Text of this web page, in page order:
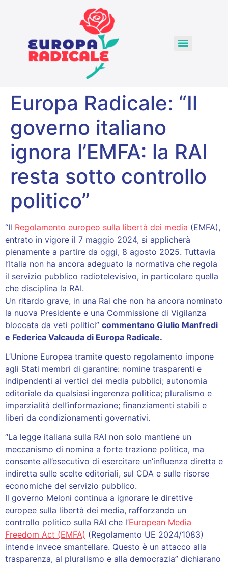
Europa Radicale: “Il
governo italiano
ignora l’EMFA: la RAI
resta sotto controllo
politico”
“Il Regolamento europeo sulla libertà dei media (EMFA),
entrato in vigore il 7 maggio 2024, si applicherà
pienamente a partire da oggi, 8 agosto 2025. Tuttavia
l’Italia non ha ancora adeguato la normativa che regola
il servizio pubblico radiotelevisivo, in particolare quella
che disciplina la RAI.
Un ritardo grave, in una Rai che non ha ancora nominato
la nuova Presidente e una Commissione di Vigilanza
bloccata da veti politici” commentano Giulio Manfredi
e Federica Valcauda di Europa Radicale.
L’Unione Europea tramite questo regolamento impone
agli Stati membri di garantire: nomine trasparenti e
indipendenti ai vertici dei media pubblici; autonomia
editoriale da qualsiasi ingerenza politica; pluralismo e
imparzialità dell’informazione; finanziamenti stabili e
liberi da condizionamenti governativi.
“La legge italiana sulla RAI non solo mantiene un
meccanismo di nomina a forte trazione politica, ma
consente all’esecutivo di esercitare un’influenza diretta e
indiretta sulle scelte editoriali, sul CDA e sulle risorse
economiche del servizio pubblico.
Il governo Meloni continua a ignorare le direttive
europee sulla libertà dei media, rafforzando un
controllo politico sulla RAI che l’European Media
Freedom Act (EMFA) (Regolamento UE 2024/1083)
intende invece smantellare. Questo è un attacco alla
trasparenza, al pluralismo e alla democrazia” dichiarano